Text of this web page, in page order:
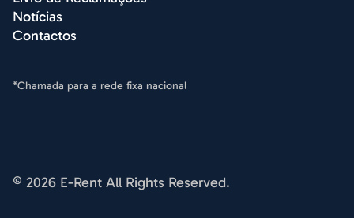
Notícias
Contactos
*Chamada para a rede fixa nacional
© 2026 E-Rent All Rights Reserved.